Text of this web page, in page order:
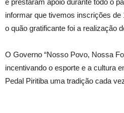
e prestaram apoio durante todo o
informar que tivemos inscrições
o quão gratificante foi a realização
O Governo “Nosso Povo, Nossa
incentivando o esporte e a cultura
Pedal Piritiba uma tradição cada